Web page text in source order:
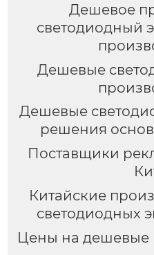
Дешевое
светодиодный
Дешевые
Дешевые
решения
Поставщики
Китайские
светодиодных
Цены на дешевые